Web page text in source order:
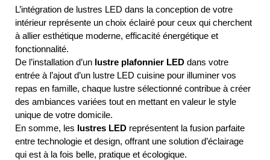
L’intégration de lustres LED dans la conception de votre
intérieur représente un choix éclairé pour ceux qui cherchent
à allier esthétique moderne, efficacité énergétique et
fonctionnalité.
De l’installation d’un lustre plafonnier LED dans votre
entrée à l’ajout d’un lustre LED cuisine pour illuminer vos
repas en famille, chaque lustre sélectionné contribue à créer
des ambiances variées tout en mettant en valeur le style
unique de votre domicile.
En somme, les lustres LED représentent la fusion parfaite
entre technologie et design, offrant une solution d’éclairage
qui est à la fois belle, pratique et écologique.